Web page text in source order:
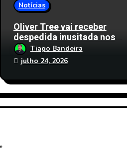
Notícias
Oliver Tree vai receber
despedida inusitada nos
Estados Unidos
Tiago Bandeira
julho 24, 2026